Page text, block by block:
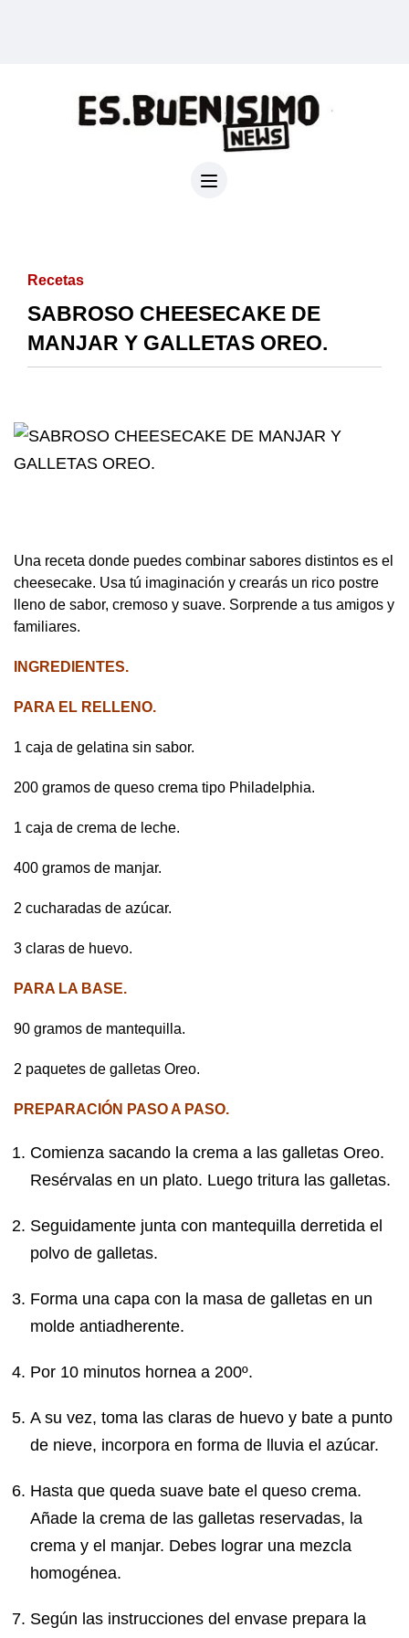
Recetas
SABROSO CHEESECAKE DE
MANJAR Y GALLETAS OREO.
Una receta donde puedes combinar sabores distintos es el
cheesecake. Usa tú imaginación y crearás un rico postre
lleno de sabor, cremoso y suave. Sorprende a tus amigos y
familiares.
INGREDIENTES.
PARA EL RELLENO.
1 caja de gelatina sin sabor.
200 gramos de queso crema tipo Philadelphia.
1 caja de crema de leche.
400 gramos de manjar.
2 cucharadas de azúcar.
3 claras de huevo.
PARA LA BASE.
90 gramos de mantequilla.
2 paquetes de galletas Oreo.
PREPARACIÓN PASO A PASO.
Comienza sacando la crema a las galletas Oreo.
Resérvalas en un plato. Luego tritura las galletas.
Seguidamente junta con mantequilla derretida el
polvo de galletas.
Forma una capa con la masa de galletas en un
molde antiadherente.
Por 10 minutos hornea a 200º.
A su vez, toma las claras de huevo y bate a punto
de nieve, incorpora en forma de lluvia el azúcar.
Hasta que queda suave bate el queso crema.
Añade la crema de las galletas reservadas, la
crema y el manjar. Debes lograr una mezcla
homogénea.
Según las instrucciones del envase prepara la